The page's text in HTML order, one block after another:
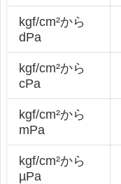
kgf/cm²から
dPa
kgf/cm²から
cPa
kgf/cm²から
mPa
kgf/cm²から
µPa